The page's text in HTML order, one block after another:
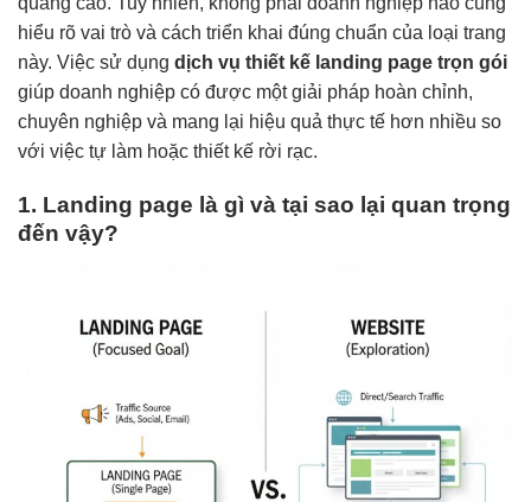
hiểu rõ vai trò và cách triển khai đúng chuẩn của loại trang
này. Việc sử dụng dịch vụ thiết kế landing page trọn gói
giúp doanh nghiệp có được một giải pháp hoàn chỉnh,
chuyên nghiệp và mang lại hiệu quả thực tế hơn nhiều so
với việc tự làm hoặc thiết kế rời rạc.
1. Landing page là gì và tại sao lại quan trọng
đến vậy?